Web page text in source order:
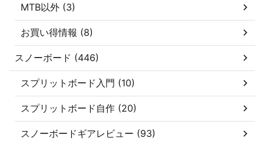
MTB以外 (3)
お買い得情報 (8)
スノーボード (446)
スプリットボード入門 (10)
スプリットボード自作 (20)
スノーボードギアレビュー (93)